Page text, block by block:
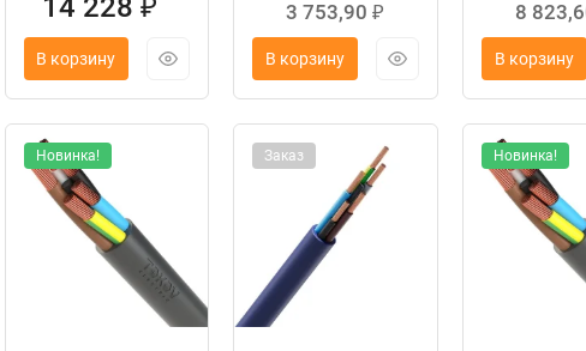
14 228₽
В корзину
3 753,90 ₽
В корзину
8
В корзину
Новинка! Заказ Новинка!